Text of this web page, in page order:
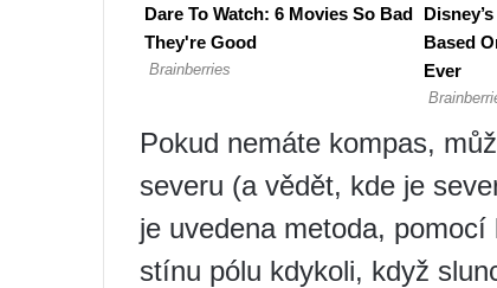
Pokud nemáte kompas,
severu (a vědět, kde je
je uvedena metoda,
stínu pólu kdykoli, když